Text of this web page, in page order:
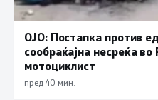
ОЈО: Постапка против
сообраќајна несреќа
мотоциклист
пред 40 мин.